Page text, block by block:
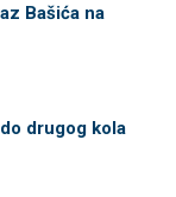
Bašića na
drugog kola